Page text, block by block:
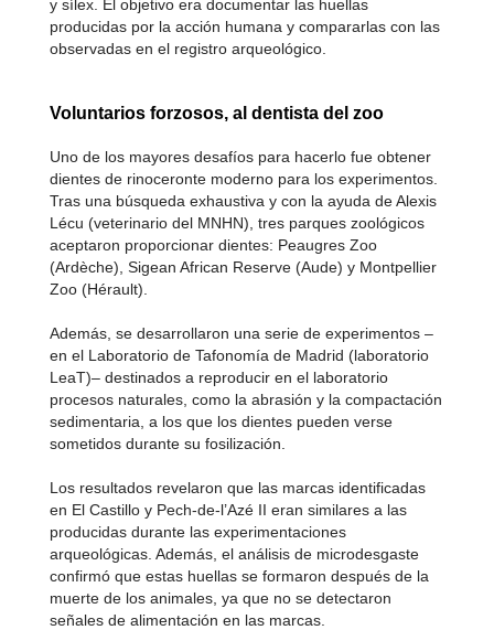
y sílex. El objetivo era documentar las huellas
producidas por la acción humana y compararlas con las
observadas en el registro arqueológico.
Voluntarios forzosos, al dentista del zoo
Uno de los mayores desafíos para hacerlo fue obtener
dientes de rinoceronte moderno para los experimentos.
Tras una búsqueda exhaustiva y con la ayuda de Alexis
Lécu (veterinario del MNHN), tres parques zoológicos
aceptaron proporcionar dientes: Peaugres Zoo
(Ardèche), Sigean African Reserve (Aude) y Montpellier
Zoo (Hérault).
Además, se desarrollaron una serie de experimentos –
en el Laboratorio de Tafonomía de Madrid (laboratorio
LeaT)– destinados a reproducir en el laboratorio
procesos naturales, como la abrasión y la compactación
sedimentaria, a los que los dientes pueden verse
sometidos durante su fosilización.
Los resultados revelaron que las marcas identificadas
en El Castillo y Pech-de-l’Azé II eran similares a las
producidas durante las experimentaciones
arqueológicas. Además, el análisis de microdesgaste
confirmó que estas huellas se formaron después de la
muerte de los animales, ya que no se detectaron
señales de alimentación en las marcas.